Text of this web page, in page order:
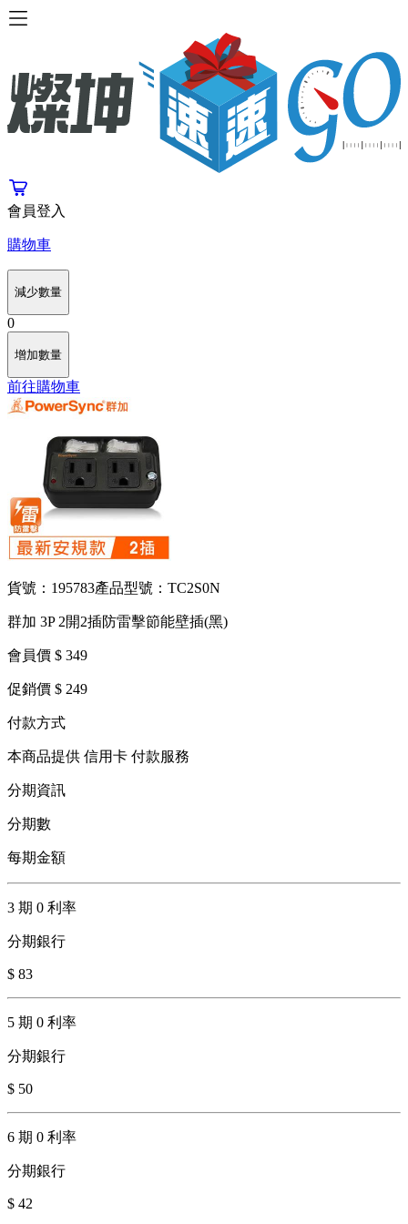
會員登入
購物車
減少數量
0
增加數量
前往購物車
貨號：195783產品型號：TC2S0N
群加 3P 2開2插防雷擊節能壁插(黑)
會員價 $ 349
促銷價 $ 249
付款方式
本商品提供 信用卡 付款服務
分期資訊
分期數
每期金額
3 期 0 利率
分期銀行
$ 83
5 期 0 利率
分期銀行
$ 50
6 期 0 利率
分期銀行
$ 42